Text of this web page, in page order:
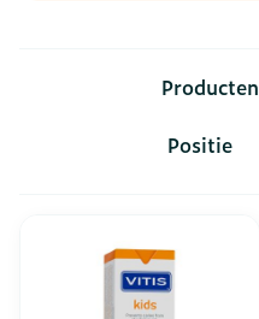
Producten
Sorteer op: